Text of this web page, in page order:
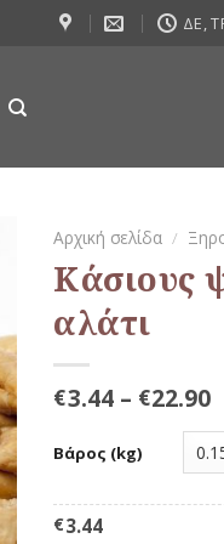
ΔΕ,
Αρχική σελίδα /
Κάσιους
αλάτι
€3.44– €22.90
Βάρος (kg)
€3.44